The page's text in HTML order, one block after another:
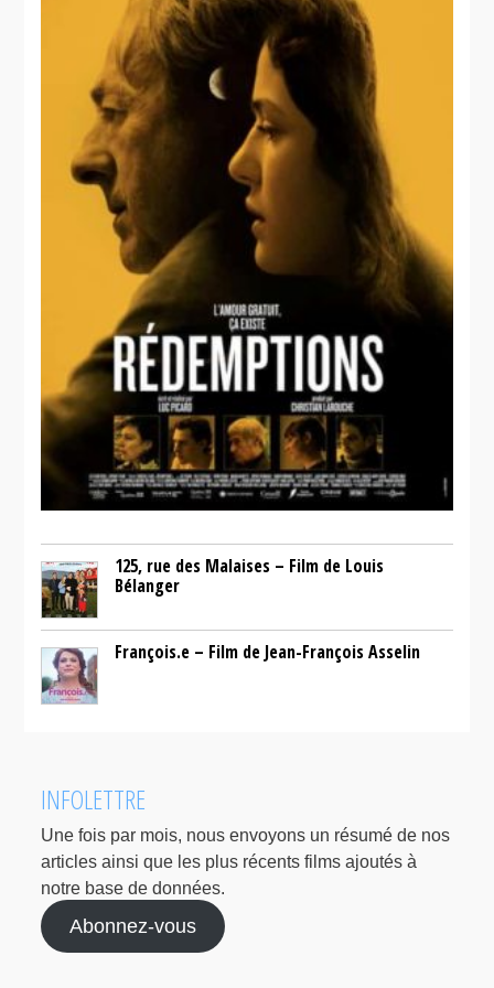
Eldorado
La
beauté de
Pandore
C'était le 12
du 12 et chili
avait les
blues
125, rue des Malaises – Film de Louis
Bélanger
François.e – Film de Jean-François Asselin
INFOLETTRE
Une fois par mois, nous envoyons un résumé de nos
articles ainsi que les plus récents films ajoutés à
notre base de données.
Abonnez-vous